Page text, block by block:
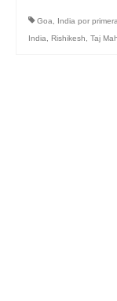
Goa India por
India
Rishikesh Taj